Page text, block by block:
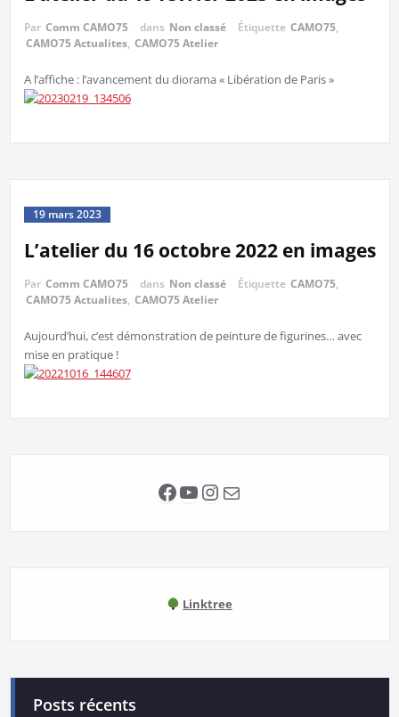
Par Comm CAMO75 dans Non classé Étiquette CAMO75,
CAMO75 Actualites, CAMO75 Atelier
A l’affiche : l’avancement du diorama « Libération de Paris »
19 mars 2023
L’atelier du 16 octobre 2022 en images
Par Comm CAMO75 dans Non classé Étiquette CAMO75,
CAMO75 Actualites, CAMO75 Atelier
Aujourd’hui, c’est démonstration de peinture de figurines… avec
mise en pratique !
Facebook
YouTube
Instagram
E-mail
Linktree
Posts récents